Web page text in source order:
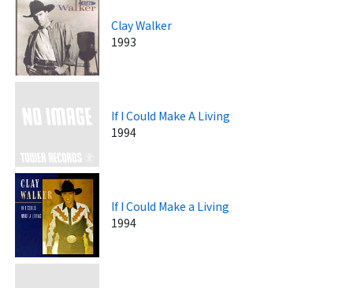
Clay Walker
1993
If I Could Make A Living
1994
If I Could Make a Living
1994